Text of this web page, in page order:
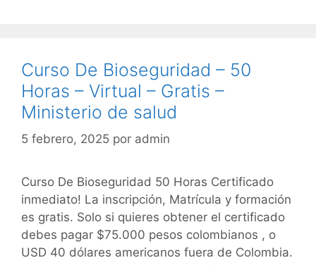
Curso De Bioseguridad – 50
Horas – Virtual – Gratis –
Ministerio de salud
5 febrero, 2025 por admin
Curso De Bioseguridad 50 Horas Certificado
inmediato! La inscripción, Matrícula y formación
es gratis. Solo si quieres obtener el certificado
debes pagar $75.000 pesos colombianos , o
USD 40 dólares americanos fuera de Colombia.